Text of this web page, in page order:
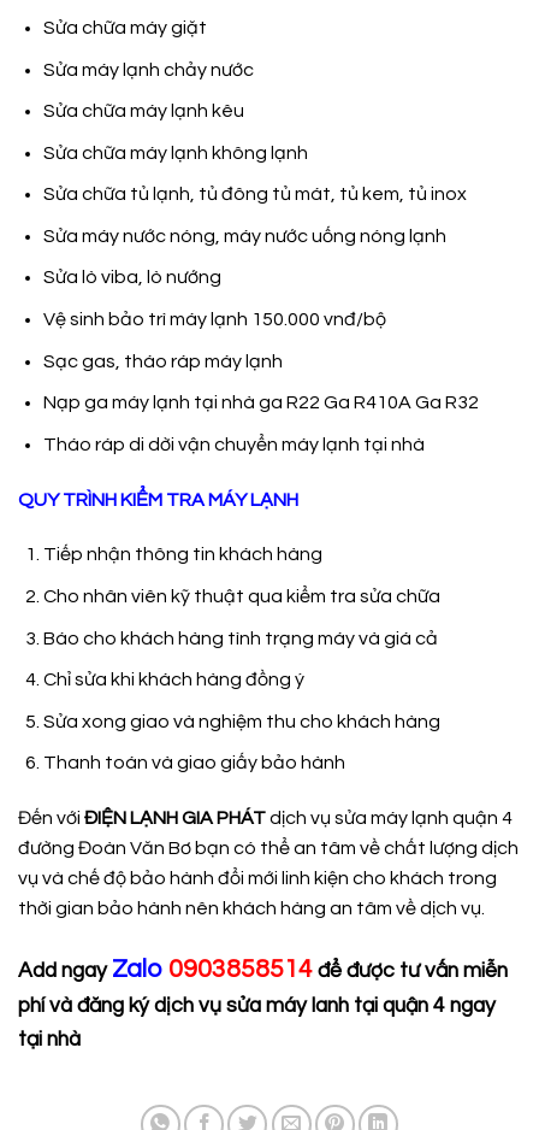
Sửa chữa máy giặt
Sửa máy lạnh chảy nước
Sửa chữa máy lạnh kêu
Sửa chữa máy lạnh không lạnh
Sửa chữa tủ lạnh, tủ đông tủ mát, tủ kem, tủ inox
Sửa máy nước nóng, máy nước uống nóng lạnh
Sửa lò viba, lò nướng
Vệ sinh bảo trì máy lạnh 150.000 vnđ/bộ
Sạc gas, tháo ráp máy lạnh
Nạp ga máy lạnh tại nhà ga R22 Ga R410A Ga R32
Tháo ráp di dời vận chuyển máy lạnh tại nhà
QUY TRÌNH KIỂM TRA MÁY LẠNH
Tiếp nhận thông tin khách hàng
Cho nhân viên kỹ thuật qua kiểm tra sửa chữa
Báo cho khách hàng tình trạng máy và giá cả
Chỉ sửa khi khách hàng đồng ý
Sửa xong giao và nghiệm thu cho khách hàng
Thanh toán và giao giấy bảo hành
Đến với ĐIỆN LẠNH GIA PHÁTdịch vụ sửa máy lạnh quận 4
đường Đoàn Văn Bơ bạn có thể an tâm về chất lượng dịch
vụ và chế độ bảo hành đổi mới linh kiện cho khách trong
thời gian bảo hành nên khách hàng an tâm về dịch vụ.
Add ngay Zalo 0903858514 để được tư vấn miễn
phí và đăng ký dịch vụ sửa máy lanh tại quận 4 ngay
tại nhà